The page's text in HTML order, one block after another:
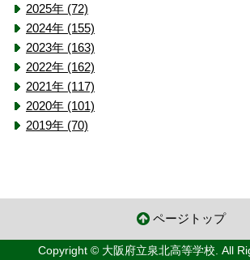
2025年 (72)
2024年 (155)
2023年 (163)
2022年 (162)
2021年 (117)
2020年 (101)
2019年 (70)
ページトップ
Copyright © 大阪府立泉北高等学校. All